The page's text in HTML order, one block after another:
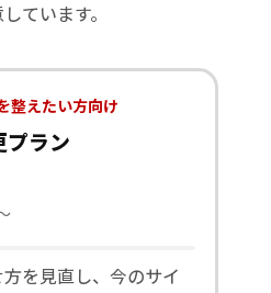
ています。
整えたい方向け
プラン
を見直し、今のサイ